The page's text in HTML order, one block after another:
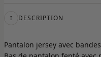
I DESCRIPTION
Pantalon jersey avec